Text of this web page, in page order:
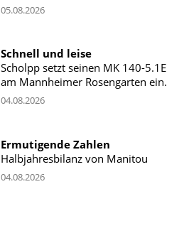
05.08.2026
Schnell und leise
Scholpp setzt seinen MK 140-5.1E
am Mannheimer Rosengarten ein.
04.08.2026
Ermutigende Zahlen
Halbjahresbilanz von Manitou
04.08.2026